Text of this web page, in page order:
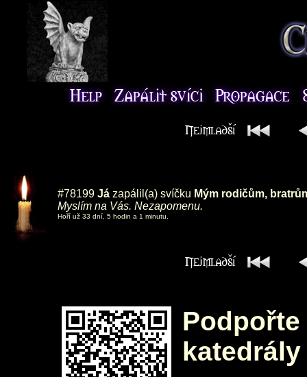
#78199 Já zapálil(a) svíčku Mým rodičům,
Myslím na Vás. Nezapomenu.
Hoří už 33 dní, 5 hodin a 1 minutu.
katedrály